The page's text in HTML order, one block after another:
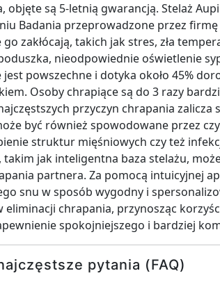
objęte są 5-letnią gwarancją. Stelaż
Badania przeprowadzone przez firmę
zakłócają, takich jak stres, zła
nieodpowiednie oświetlenie
powszechne i dotyka około 45%
Osoby chrapiące są do 3 razy
przyczyn chrapania zalicza
być również spowodowane przez
struktur mięśniowych czy też
jak inteligentna baza stelażu,
partnera. Za pomocą intuicyjnej
snu w sposób wygodny i
eliminacji chrapania, przynosząc
spokojniejszego i bardziej
pytania (FAQ)